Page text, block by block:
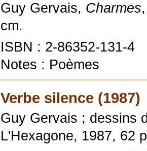
Guy Gervais, Charmes
cm.
ISBN : 2-86352-131-4
Notes : Poèmes
Verbe silence (1987)
Guy Gervais ; dessins
L'Hexagone, 1987, 62